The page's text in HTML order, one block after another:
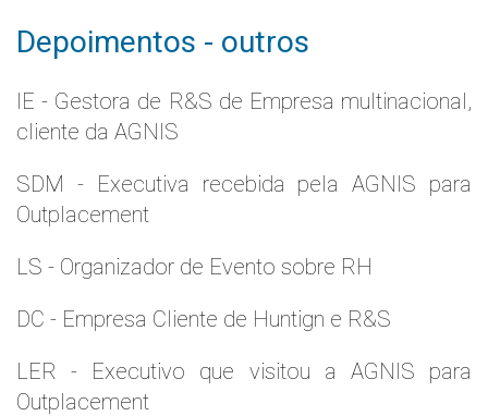
Depoimentos - outros
IE - Gestora de R&S de Empresa multinacional,
cliente da AGNIS
SDM - Executiva recebida pela AGNIS para
Outplacement
LS - Organizador de Evento sobre RH
DC - Empresa Cliente de Huntign e R&S
LER - Executivo que visitou a AGNIS para
Outplacement